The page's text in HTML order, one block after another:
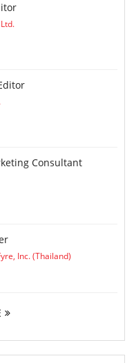
Consultant
Inc. (Thailand)